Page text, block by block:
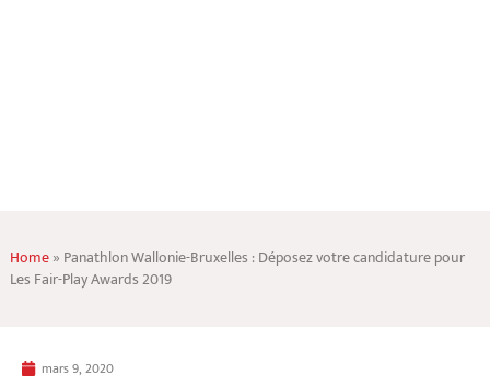
Home» Panathlon Wallonie-Bruxelles : Déposez votre candidature pour
Les Fair-Play Awards 2019
mars 9, 2020